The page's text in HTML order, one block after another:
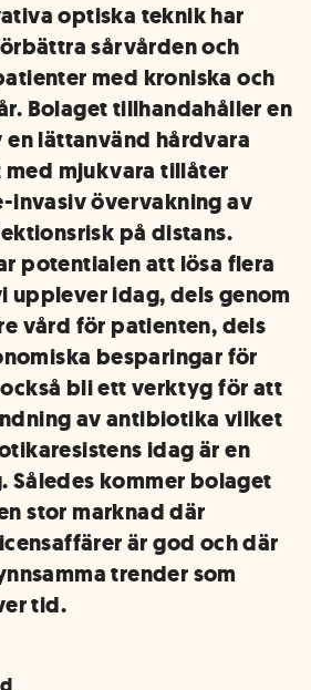
optiska teknik har
sårvården och
med kroniska och
Bolaget tillhandahåller en
en lättanvänd hårdvara
mjukvara tillåter
invasiv övervakning av
på distans.
potentialen att lösa flera
upplever idag, dels genom
vård för patienten, dels
besparingar för
bli ett verktyg för att
av antibiotika vilket
idag är en
Således kommer bolaget
stor marknad där
är god och där
trender som
tid.